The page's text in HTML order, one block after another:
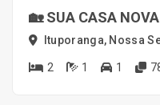
🏡 SUA CASA
Ituporanga, Nossa
2 1 1